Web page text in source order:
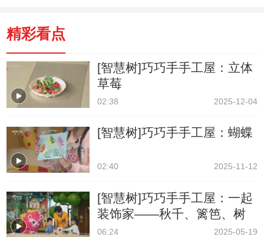
精彩看点
[智慧树]巧巧手手工屋：立体
草莓
02:38 2025-12-04
[智慧树]巧巧手手工屋：蝴蝶
02:40 2025-11-12
[智慧树]巧巧手手工屋：一起
装饰家——秋千、篱笆、树
06:24 2025-05-19